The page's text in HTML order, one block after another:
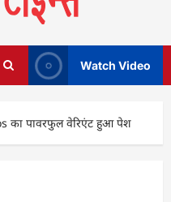
Watch Video
का पावरफुल वेरिएंट हुआ पेश